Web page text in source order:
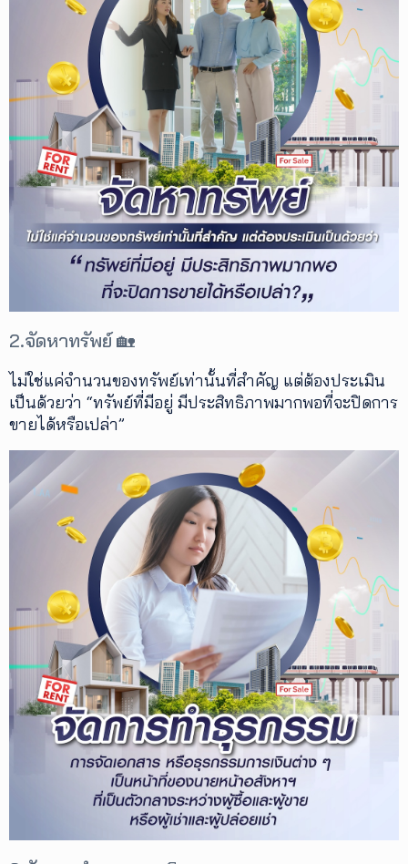
2.จัดหาทรัพย์ 🏡
ไม่ใช่แค่จำนวนของทรัพย์เท่านั้นที่สำคัญ แต่ต้องประเมิน
เป็นด้วยว่า “ทรัพย์ที่มีอยู่ มีประสิทธิภาพมากพอที่จะปิดการ
ขายได้หรือเปล่า”